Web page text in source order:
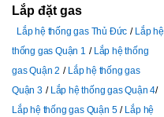
Lắp đặt gas
Lắp hệ thống gas Thủ Đức
Lắp hệ
thống gas Quận 1
Lắp hệ thống
gas Quận 2
Lắp hệ thống gas
Quận 3
Lắp hệ thống gas Quận 4
Lắp hệ thống gas Quận 5
Lắp hệ